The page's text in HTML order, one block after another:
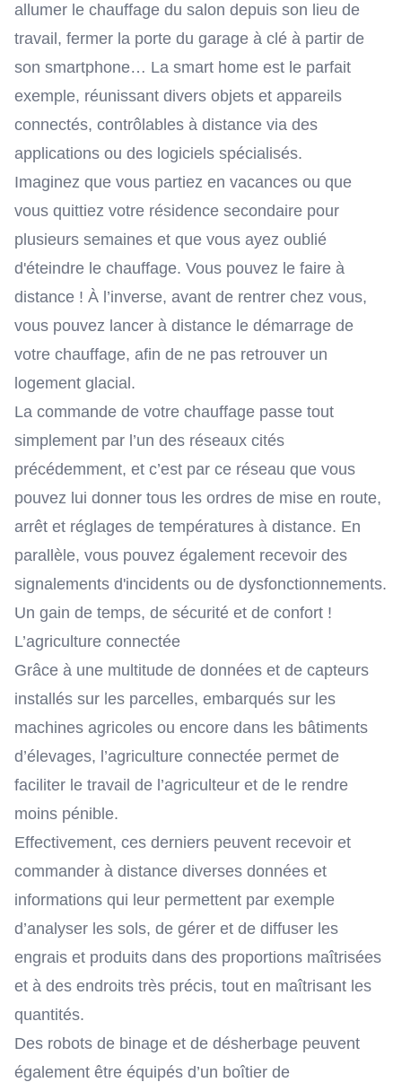
allumer le chauffage du salon depuis son lieu de
travail, fermer la porte du garage à clé à partir de
son smartphone… La smart home est le parfait
exemple, réunissant divers objets et appareils
connectés, contrôlables à distance via des
applications ou des logiciels spécialisés.
Imaginez que vous partiez en vacances ou que
vous quittiez votre résidence secondaire pour
plusieurs semaines et que vous ayez oublié
d'éteindre le chauffage. Vous pouvez le faire à
distance ! À l’inverse, avant de rentrer chez vous,
vous pouvez lancer à distance le démarrage de
votre chauffage, afin de ne pas retrouver un
logement glacial.
La commande de votre chauffage passe tout
simplement par l’un des réseaux cités
précédemment, et c’est par ce réseau que vous
pouvez lui donner tous les ordres de mise en route,
arrêt et réglages de températures à distance. En
parallèle, vous pouvez également recevoir des
signalements d'incidents ou de dysfonctionnements.
Un gain de temps, de sécurité et de confort !
L’agriculture connectée
Grâce à une multitude de données et de capteurs
installés sur les parcelles, embarqués sur les
machines agricoles ou encore dans les bâtiments
d’élevages, l’agriculture connectée permet de
faciliter le travail de l’agriculteur et de le rendre
moins pénible.
Effectivement, ces derniers peuvent recevoir et
commander à distance diverses données et
informations qui leur permettent par exemple
d’analyser les sols, de gérer et de diffuser les
engrais et produits dans des proportions maîtrisées
et à des endroits très précis, tout en maîtrisant les
quantités.
Des robots de binage et de désherbage peuvent
également être équipés d’un boîtier de